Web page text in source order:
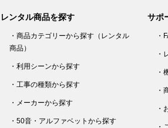
レンタル商品を探す
・商品カテゴリーから探す（レンタル
商品）
・利用シーンから探す
・工事の種類から探す
・メーカーから探す
・50音・アルファベットから探す
サポ
・
・
・
・
・